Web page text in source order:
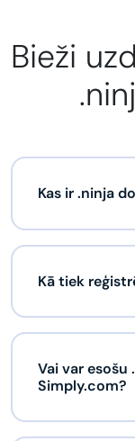
Bieži
Kas ir .ninja
Kā tiek
Vai var
Simply.com?